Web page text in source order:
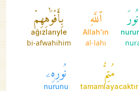
نُورَ ٱللَّهِ
Allah'ın
al-lahi
بِأَفۡوَٰهِهِمۡ
ağızlarıyle
bi-afwahihim
مُتِمُّ
tamamlayacaktır
نُورِهِۦ
nurunu